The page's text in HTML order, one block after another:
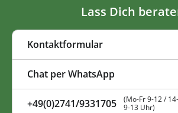
Lass Dich
Kontaktformular
Chat per WhatsApp
+49(0)2741/9331705
(Mo-Fr 9-12 /
9-13 Uhr)